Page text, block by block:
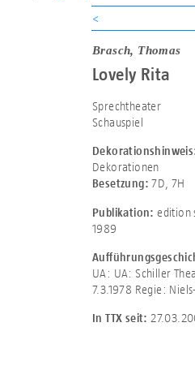
<
Brasch, Thomas
Lovely Rita
Sprechtheater
Schauspiel
Dekorationen
Besetzung: 7D 7H
Publikation: edition
1989
UA: UA: Schiller
7.3.1978 Regie:
In TTX seit: